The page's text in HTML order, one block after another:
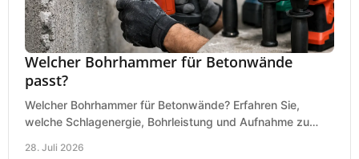
Welcher Bohrhammer für Betonwände
passt?
Welcher Bohrhammer für Betonwände? Erfahren Sie,
welche Schlagenergie, Bohrleistung und Aufnahme zu
28. Juli 2026